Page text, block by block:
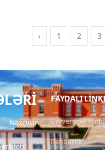
‹ 1 2 3
Naxçıvan
FAYDALI
Universitet
Rəhbərlik